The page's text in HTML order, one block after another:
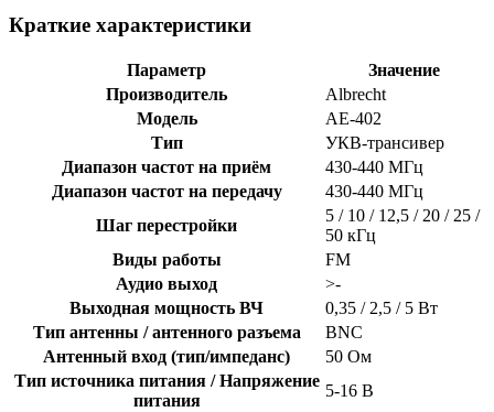
Краткие характеристики
Параметр
Значение
Производитель
Albrecht
Модель
AE-402
Тип
УКВ-трансивер
Диапазон частот на приём
430-440 МГц
Диапазон частот на передачу
430-440 МГц
Шаг перестройки
5 / 10 / 12,5 / 20 / 25 /
50 кГц
Виды работы
FM
Аудио выход
>-
Выходная мощность ВЧ
0,35 / 2,5 / 5 Вт
Тип антенны / антенного разъема
BNC
Антенный вход (тип/импеданс)
50 Ом
Тип источника питания / Напряжение
питания
5-16 В